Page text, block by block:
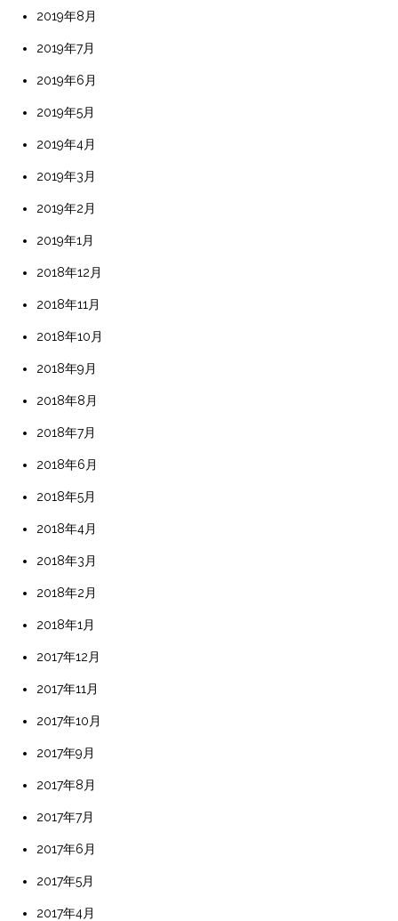
2019年8月
2019年7月
2019年6月
2019年5月
2019年4月
2019年3月
2019年2月
2019年1月
2018年12月
2018年11月
2018年10月
2018年9月
2018年8月
2018年7月
2018年6月
2018年5月
2018年4月
2018年3月
2018年2月
2018年1月
2017年12月
2017年11月
2017年10月
2017年9月
2017年8月
2017年7月
2017年6月
2017年5月
2017年4月